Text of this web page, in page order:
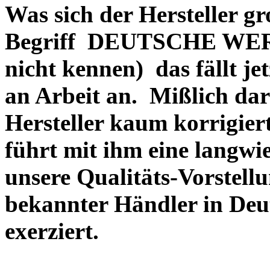
Was sich der Hersteller
Begriff DEUTSCHE
nicht kennen) das fällt
an Arbeit an. Mißlich
Hersteller kaum
führt mit ihm eine
unsere Qualitäts-
bekannter Händler in
exerziert.